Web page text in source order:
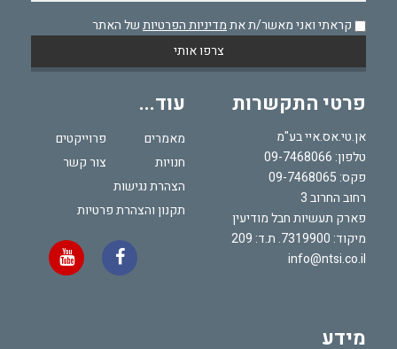
קראתי ואני מאשר/ת אתמדיניות הפרטיותשל האתר
פרטי התקשרות
אן.טי.אס.איי בע"מ
טלפון: 09-7468066
פקס: 09-7468065
רחוב החרוב 3
פארק תעשיות חבל מודיעין
מיקוד: 7319900. ת.ד: 209
info@ntsi.co.il
מידע
עוד...
מאמרים
פרוייקטים
חנויות
צור קשר
הצהרת נגישות
תקנון והצהרת פרטיות